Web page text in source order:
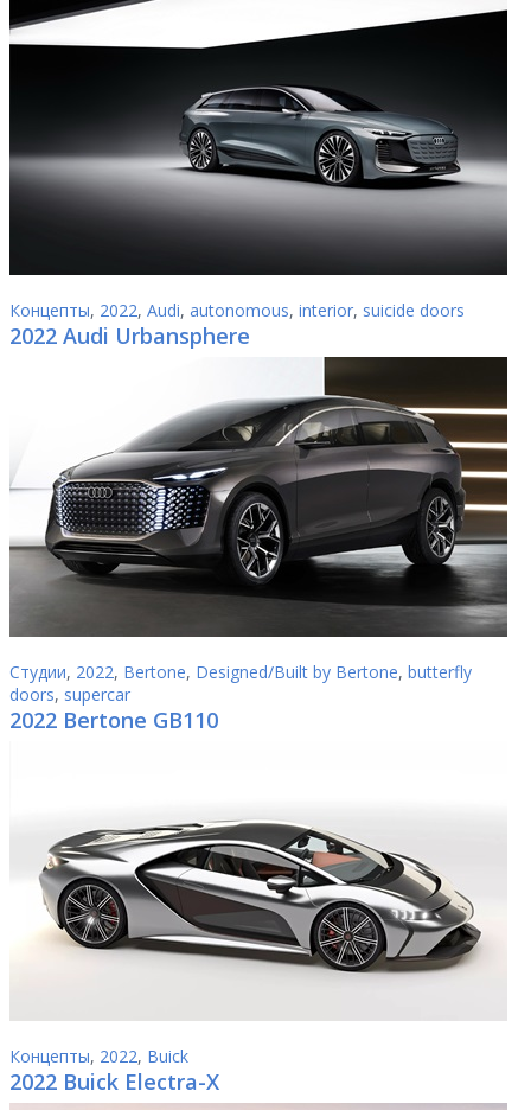
Концепты, 2022, Audi, autonomous, interior, suicide doors
2022 Audi Urbansphere
Студии, 2022, Bertone, Designed/Built by Bertone, butterfly
doors, supercar
2022 Bertone GB110
Концепты, 2022, Buick
2022 Buick Electra-X